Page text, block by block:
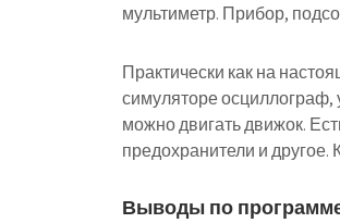
мультиметр. Прибор,
Практически как на
симуляторе осциллограф,
можно двигать движок.
предохранители и
Выводы по